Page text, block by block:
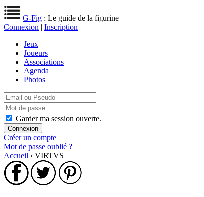
G-Fig : Le guide de la figurine
Connexion | Inscription
Jeux
Joueurs
Associations
Agenda
Photos
Garder ma session ouverte.
Créer un compte
Mot de passe oublié ?
Accueil › VIRTVS